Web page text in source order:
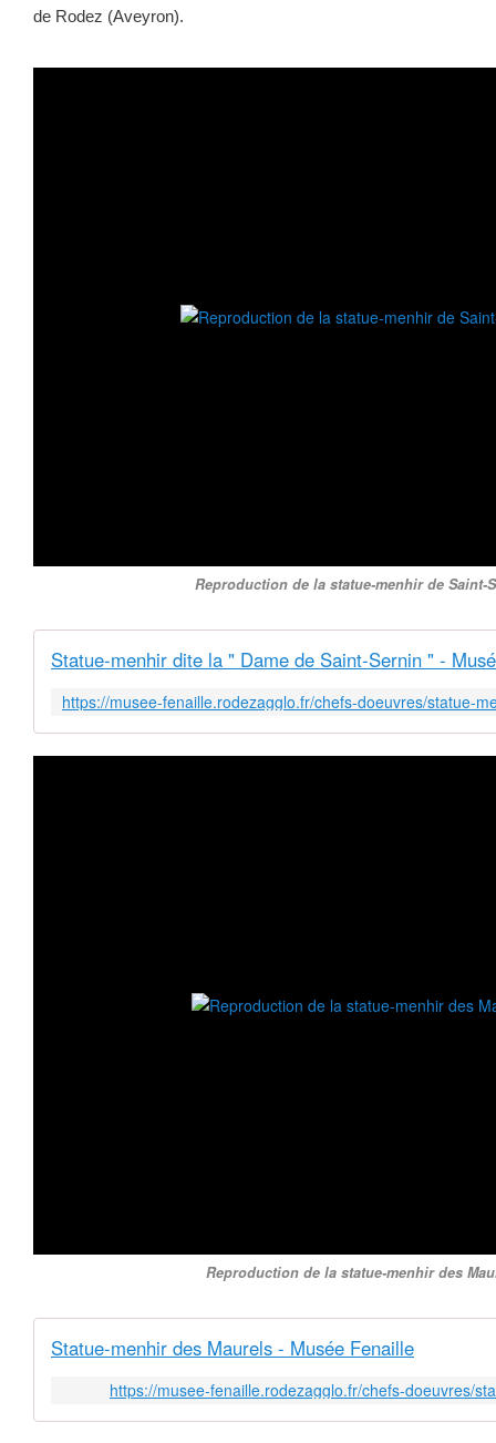
de Rodez (Aveyron).
Reproduction de la statue-menhir de Saint-
Statue-menhir dite la " Dame de Saint-Sernin " -
Reproduction de la statue-menhir des
Statue-menhir des Maurels - Musée Fenaille
https://musee-fenaille.rodezagglo.fr/chefs-doeuvres/